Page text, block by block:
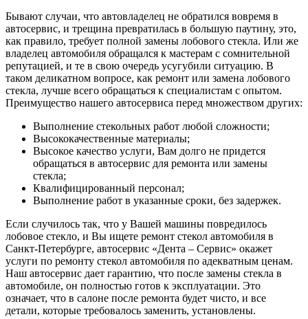
Бывают случаи, что автовладелец не обратился вовремя в
автосервис, и трещина превратилась в большую паутину, это,
как правило, требует полной замены лобового стекла. Или же
владелец автомобиля обращался к мастерам с сомнительной
репутацией, и те в свою очередь усугубили ситуацию. В
таком деликатном вопросе, как ремонт или замена лобового
стекла, лучше всего обращаться к специалистам с опытом.
Преимущество нашего автосервиса перед множеством других:
Выполнение стекольных работ любой сложности;
Высококачественные материалы;
Высокое качество услуги, Вам долго не придется
обращаться в автосервис для ремонта или замены
стекла;
Квалифицированный персонал;
Выполнение работ в указанные сроки, без задержек.
Если случилось так, что у Вашей машины повредилось
лобовое стекло, и Вы ищете ремонт стекол автомобиля в
Санкт-Петербурге, автосервис «Дента – Сервис» окажет
услуги по ремонту стекол автомобиля по адекватным ценам.
Наш автосервис дает гарантию, что после замены стекла в
автомобиле, он полностью готов к эксплуатации. Это
означает, что в салоне после ремонта будет чисто, и все
детали, которые требовалось заменить, установлены.